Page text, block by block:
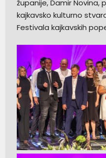
županije, Damir Novina,
kajkavsko kulturno
Festivala kajkavskih